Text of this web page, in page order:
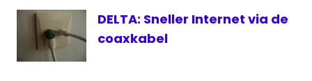
DELTA: Sneller Internet via de
coaxkabel